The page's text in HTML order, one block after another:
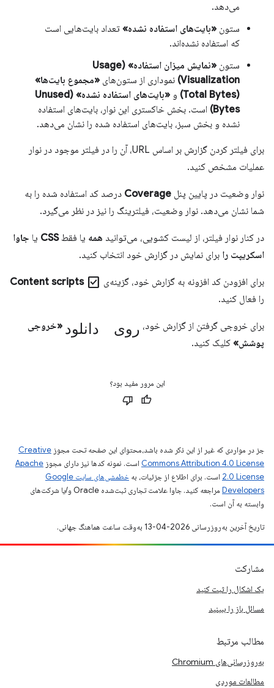
می‌دهد.
ستون «بایت‌های استفاده نشده» تعداد بایت‌هایی است
که استفاده نشده‌اند.
ستون
«نمایش میزان استفاده» (Usage
Visualization) نموداری از ستون‌های «مجموع بایت‌ها»
(Total Bytes)
و
«بایت‌های استفاده نشده» (Unused
Bytes) است. بخش خاکستری این نوار، بایت‌های استفاده
نشده و بخش سبز، بایت‌های استفاده شده را نشان می‌دهد.
برای فیلتر کردن گزارش بر اساس URL، آن را در فیلتر موجود در نوار
عملیات مشخص کنید.
نوار وضعیت در پایین پنل Coverage درصد کد استفاده شده را به
شما نشان می‌دهد. نوار وضعیت، فیلترینگ را نیز در نظر می‌گیرد.
در کنار نوار فیلتر، از لیست کشویی، می‌توانید همه یا فقطCSS یا جاوا
اسکریپت را برای نمایش در گزارش خود انتخاب کنید.
برای افزودن کد افزونه به گزارش خود، گزینه‌ی check_box
Content scripts
را فعال کنید.
برای خروجی گرفتن از گزارش خود، روی دانلود «خروجی
پوشش» کلیک کنید.
این مرور مفید بود؟
جز در مواردی که غیر از این ذکر شده باشد،‌محتوای این صفحه تحت مجوز Creative
Commons Attribution 4.0 License است. نمونه کدها نیز دارای مجوز Apache
2.0 License است. برای اطلاع از جزئیات، به
خطمشی‌های سایت Google
Developers‏
مراجعه کنید. جاوا علامت تجاری ثبت‌شده Oracle و/یا شرکت‌های
وابسته به آن است.
تاریخ آخرین به‌روزرسانی 2026-04-13 به‌وقت ساعت هماهنگ جهانی.
مشارکت
یک اشکال را ثبت کنید
مسائل باز را ببینید
مطالب مرتبط
به‌روزرسانی‌های Chromium
مطالعات موردی